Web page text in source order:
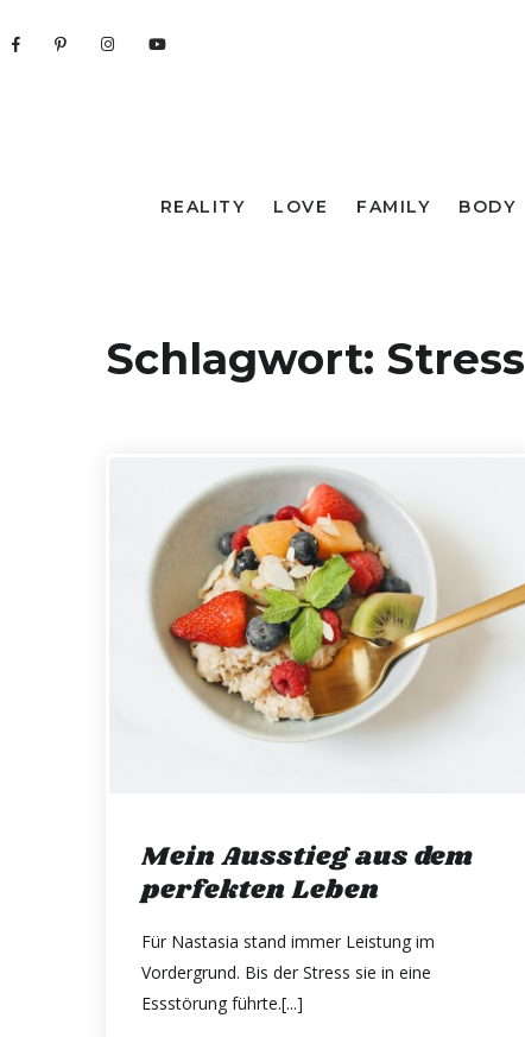
REALITY LOVE FAMILY BODY
Schlagwort: Stress
Mein Ausstieg aus dem
perfekten Leben
Für Nastasia stand immer Leistung im
Vordergrund. Bis der Stress sie in eine
Essstörung führte.